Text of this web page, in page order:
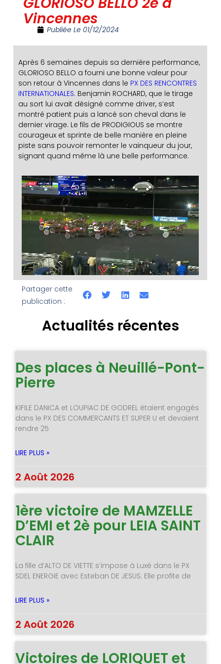
Vincennes
Publiée Le 01/12/2024
Après 6 semaines depuis sa dernière performance,
GLORIOSO BELLO a fourni une bonne valeur pour
son retour à Vincennes dans le PX DES RENCONTRES
INTERNATIONALES. Benjamin ROCHARD, que le tirage
au sort lui avait désigné comme driver, s’est
montré patient puis a lancé son cheval dans le
dernier virage. Le fils de PRODIGIOUS se montre
courageux et sprinte de belle manière en pleine
piste sans pouvoir remonter le vainqueur du jour,
signant quand même là une belle performance.
Partager cette
publication :
Actualités récentes
Des places à Neuillé-Pont-
Pierre
KIFILE DANICA et LOUPIAC DE GODREL étaient engagés
dans le PX DES COMMERCANTS ET SUPER U et devaient
rendre 25
LIRE PLUS »
2 Août 2026
1ère victoire de MAMZELLE
D’EMI et 2è pour LEIA SAINT
CLAIR
La fille d’ALTO DE VIETTE s’impose à Luxé dans le PX
SDEL ENERGIE avec Esteban DE JESUS. Elle profite de
LIRE PLUS »
2 Août 2026
Victoires de LORIQUET et